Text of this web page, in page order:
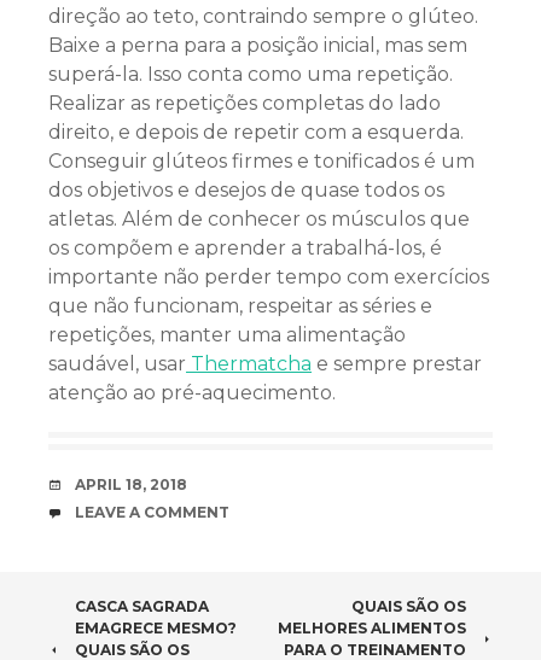
direção ao teto, contraindo sempre o glúteo.
Baixe a perna para a posição inicial, mas sem
superá-la. Isso conta como uma repetição.
Realizar as repetições completas do lado
direito, e depois de repetir com a esquerda.
Conseguir glúteos firmes e tonificados é um
dos objetivos e desejos de quase todos os
atletas. Além de conhecer os músculos que
os compõem e aprender a trabalhá-los, é
importante não perder tempo com exercícios
que não funcionam, respeitar as séries e
repetições, manter uma alimentação
saudável, usar Thermatcha e sempre prestar
atenção ao pré-aquecimento.
DATE
APRIL 18, 2018
COMMENTS
LEAVE A COMMENT
POST NAVIGATION
CASCA SAGRADA
EMAGRECE MESMO?
QUAIS SÃO OS
QUAIS SÃO OS
MELHORES ALIMENTOS
PARA O TREINAMENTO